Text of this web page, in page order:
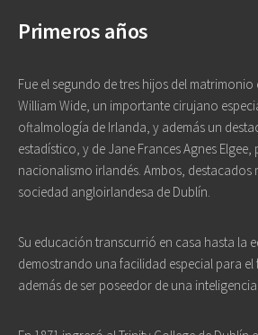
Primeros años
Fue el segundo de tres hijos del
William Wide, un importante cirujano
oftalmología de Irlanda, y además un
estadístico, y de Jane Frances Agnes
nacionalismo irlandés. Ambos, destacados
sociedad angloirlandesa de Dublín.
Su educación transcurrió en casa hasta la
demostrando una facilidad especial para el
además de ser poseedor de una